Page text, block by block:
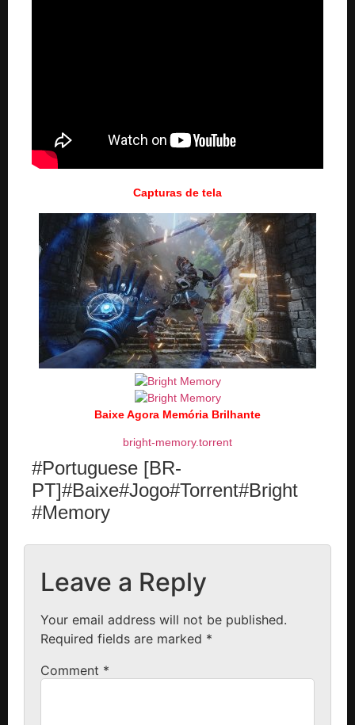
Capturas de tela
Baixe Agora Memória Brilhante
bright-memory.torrent
#Portuguese [BR-
PT]#Baixe#Jogo#Torrent#Bright
#Memory
Leave a Reply
Your email address will not be published.
Required fields are marked *
Comment *